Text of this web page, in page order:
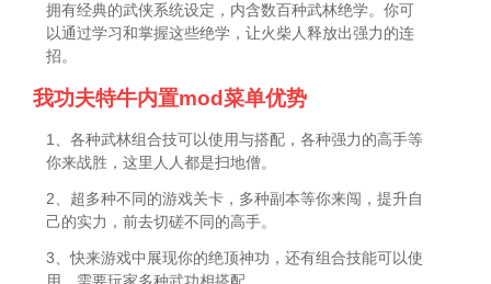
拥有经典的武侠系统设定，内含数百种武林绝学。你可
以通过学习和掌握这些绝学，让火柴人释放出强力的连
招。
我功夫特牛内置mod菜单优势
1、各种武林组合技可以使用与搭配，各种强力的高手等
你来战胜，这里人人都是扫地僧。
2、超多种不同的游戏关卡，多种副本等你来闯，提升自
己的实力，前去切磋不同的高手。
3、快来游戏中展现你的绝顶神功，还有组合技能可以使